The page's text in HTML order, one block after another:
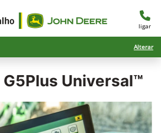
ligar
Alterar
G5Plus Universal™